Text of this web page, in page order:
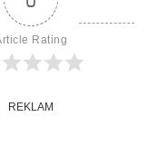
Rating
REKLAM